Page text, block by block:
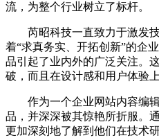
流，为整个行业树立了标杆。
芮昭科技一直致力于激发
着“求真务实、开拓创新”的企
品引起了业内外的广泛关注。
破，而且在设计感和用户体验
作为一个企业网站内容编
品，并深深被其惊艳所折服。
更加深刻地了解到他们在技术